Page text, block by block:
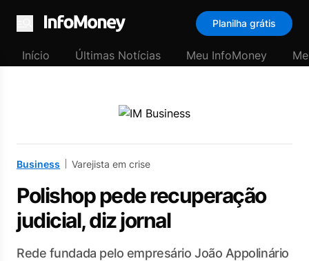
Menu
Planilha grátis
Início Últimas Notícias Meu InfoMoney
Business Varejista em crise
Polishop pede recuperação
judicial, diz jornal
Rede fundada pelo empresário João Appolinário